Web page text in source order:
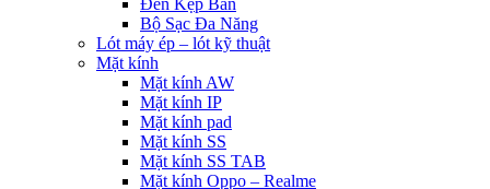
Đèn Kẹp Bàn
Bộ Sạc Đa Năng
Lót máy ép – lót kỹ thuật
Mặt kính
Mặt kính AW
Mặt kính IP
Mặt kính pad
Mặt kính SS
Mặt kính SS TAB
Mặt kính Oppo – Realme